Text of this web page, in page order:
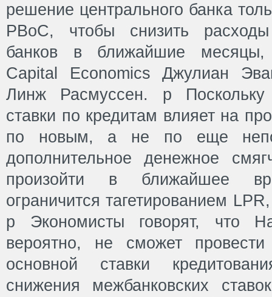
решение центрального банка
PBoC, чтобы снизить
банков в ближайшие месяцы,
Capital Economics Джулиан
Линж Расмуссен. p Поскольку
ставки по кредитам влияет на
по новым, а не по еще
дополнительное денежное
произойти в ближайшее
ограничится тагетированием
p Экономисты говорят, что
вероятно, не сможет
основной ставки
снижения межбанковских